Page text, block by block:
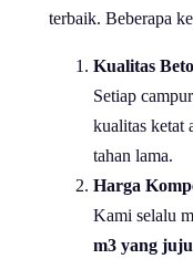
terbaik. Beberapa
Kualitas
Setiap
kualitas ketat
tahan lama.
Harga
Kami selalu
m3 yang